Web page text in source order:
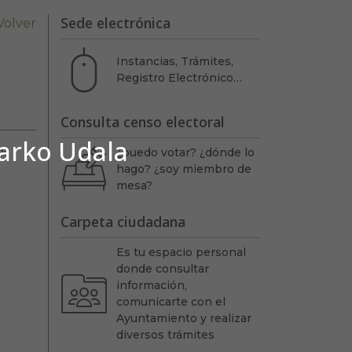
Udala
Sede electrónica
Instancias, Trámites,
Registro Electrónico…
Consulta censo electoral
¿puedo votar? ¿dónde lo
hago? ¿soy miembro de
mesa?
Carpeta ciudadana
Es tu espacio personal
donde consultar
información,
comunicarte con el
Ayuntamiento y realizar
diversos trámites